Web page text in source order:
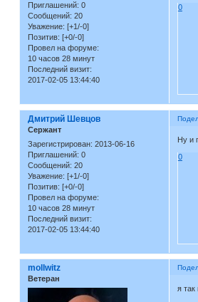
Приглашений: 0
Сообщений: 20
Уважение: [+1/-0]
Позитив: [+0/-0]
Провел на форуме:
10 часов 28 минут
Последний визит:
2017-02-05 13:44:40
0
Дмитрий Шевцов
Сержант
Зарегистрирован: 2013-06-16
Приглашений: 0
Сообщений: 20
Уважение: [+1/-0]
Позитив: [+0/-0]
Провел на форуме:
10 часов 28 минут
Последний визит:
2017-02-05 13:44:40
Ну и
0
mollwitz
Ветеран
я